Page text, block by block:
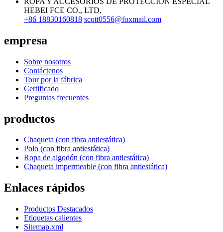
HEBEI FCE CO., LTD,
+86 18830160818 scott0556@foxmail.com
empresa
Sobre nosotros
Contáctenos
Tour por la fábrica
Certificado
Preguntas frecuentes
productos
Chaqueta (con fibra antiestática)
Polo (con fibra antiestática)
Ropa de algodón (con fibra antiestática)
Chaqueta impermeable (con fibra antiestática)
Enlaces rápidos
Productos Destacados
Etiquetas calientes
Sitemap.xml